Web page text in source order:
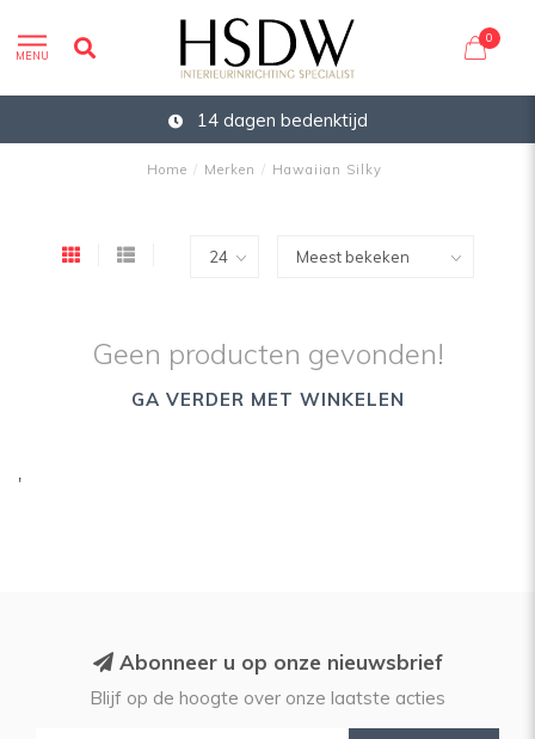
MENU
0
14 dagen bedenktijd
Home / Merken / Hawaiian Silky
Geen producten gevonden!
GA VERDER MET WINKELEN
'
Abonneer u op onze nieuwsbrief
Blijf op de hoogte over onze laatste acties